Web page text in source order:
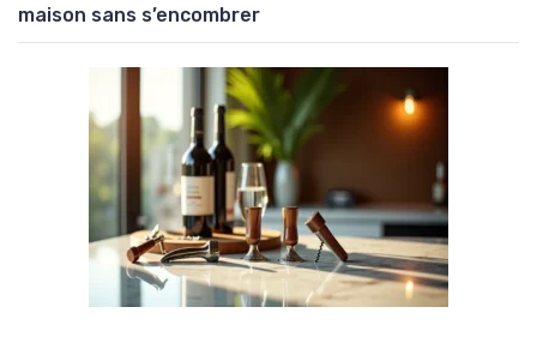
maison sans s’encombrer